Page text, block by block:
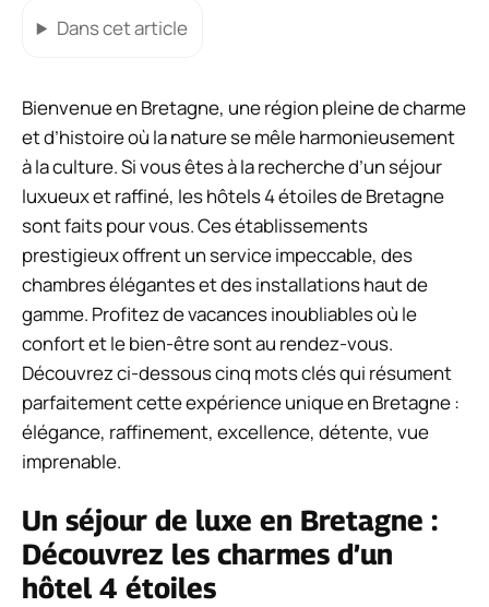
Dans cet article
Bienvenue en Bretagne, une région pleine de charme
et d’histoire où la nature se mêle harmonieusement
à la culture. Si vous êtes à la recherche d’un séjour
luxueux et raffiné, les hôtels 4 étoiles de Bretagne
sont faits pour vous. Ces établissements
prestigieux offrent un service impeccable, des
chambres élégantes et des installations haut de
gamme. Profitez de vacances inoubliables où le
confort et le bien-être sont au rendez-vous.
Découvrez ci-dessous cinq mots clés qui résument
parfaitement cette expérience unique en Bretagne :
élégance, raffinement, excellence, détente, vue
imprenable.
Un séjour de luxe en Bretagne :
Découvrez les charmes d’un
hôtel 4 étoiles